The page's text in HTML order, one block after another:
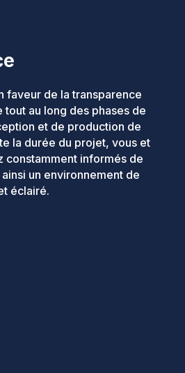
faveur de la transparence
au long des phases de
et de production de
la durée du projet, vous et
informés de
un environnement de
éclairé.